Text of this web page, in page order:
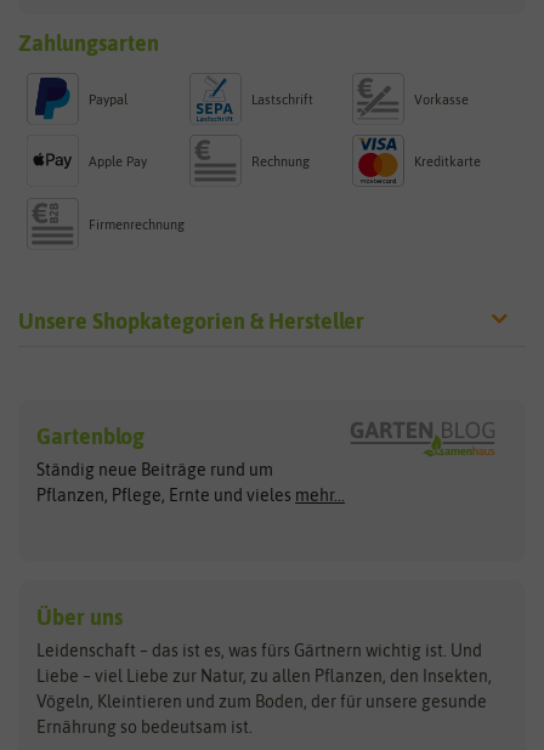
Zahlungsarten
Paypal Lastschrift Vorkasse
Apple Pay Rechnung Kreditkarte
Firmenrechnung
Unsere Shopkategorien & Hersteller
Exotische Samen
Gemüsesamen
Gründünger
Kräutersamen
Obstsamen
Pilzbrut
Rasensamen
Steckzwiebeln
Arche Noah
ASB Greenworld
Benary
Bingenheimer Saatgut
Bionana
Clever Pots
COMPO
Dürr-Samen
Gartenblog
Ständig neue Beiträge rund um
Pflanzen, Pflege, Ernte und vieles mehr...
Über uns
Leidenschaft – das ist es, was fürs Gärtnern wichtig ist. Und
Liebe – viel Liebe zur Natur, zu allen Pflanzen, den Insekten,
Vögeln, Kleintieren und zum Boden, der für unsere gesunde
Ernährung so bedeutsam ist.